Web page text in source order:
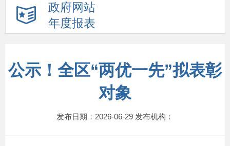
政府网站
年度报表
公示！全区“两优一先”拟表彰
对象
发布日期：2026-06-29 发布机构：